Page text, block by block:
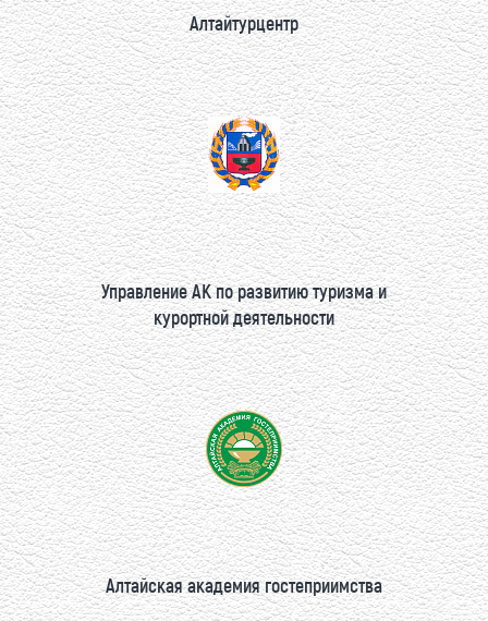
Алтайтурцентр
Управление АК по развитию туризма и
курортной деятельности
Алтайская академия гостеприимства